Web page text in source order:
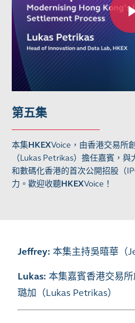
第五集
本集HKEXVoice，由香港交易所
（Lukas Petrikas）擔任嘉賓，
和數碼化香港的首次公開招股（
力。歡迎收聽HKEXVoice！
Jeffrey: 本集主持吳暿華（
Lukas: 本集嘉賓香港交易
璐加（Lukas Petrikas）